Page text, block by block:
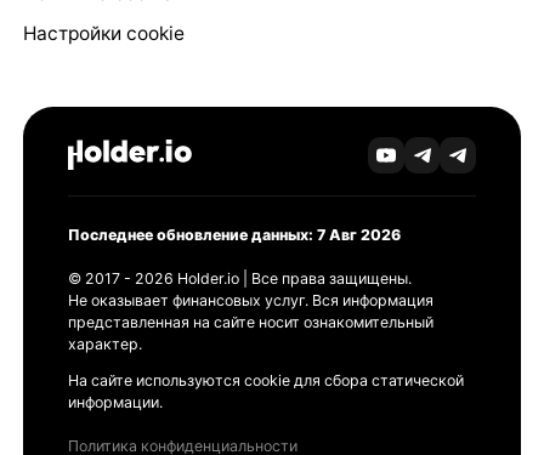
Настройки cookie
Последнее обновление данных: 7 Авг 2026
© 2017 - 2026 Holder.io | Все права защищены.
Не оказывает финансовых услуг. Вся информация
представленная на сайте носит ознакомительный
характер.
На сайте используются cookie для сбора статической
информации.
Политика конфиденциальности